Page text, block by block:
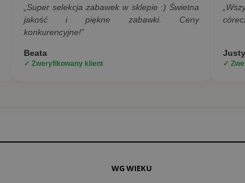
„Super selekcja zabawek w sklepie :) Świetna
jakość i piękne zabawki. Ceny
konkurencyjne!”
Beata
✓ Zweryfikowany klient ✓
WG WIEKU